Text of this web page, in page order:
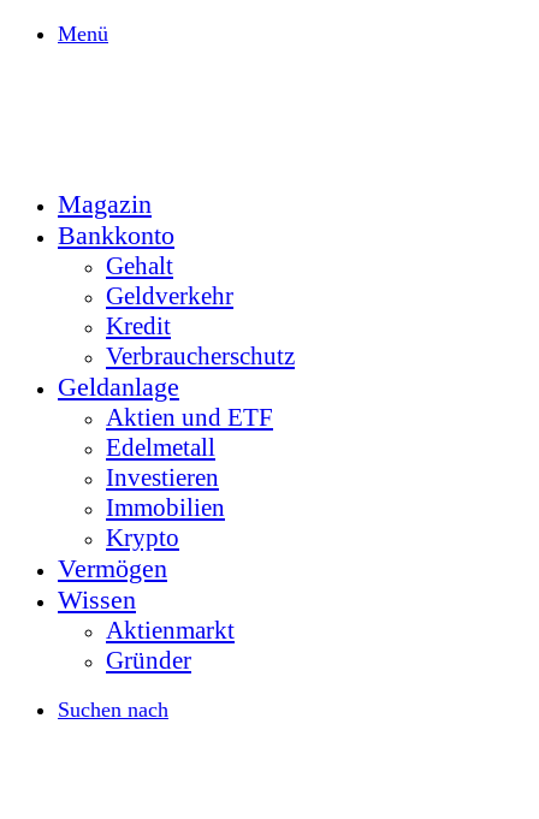
Menü
Magazin
Bankkonto
Gehalt
Geldverkehr
Kredit
Verbraucherschutz
Geldanlage
Aktien und ETF
Edelmetall
Investieren
Immobilien
Krypto
Vermögen
Wissen
Aktienmarkt
Gründer
Suchen nach